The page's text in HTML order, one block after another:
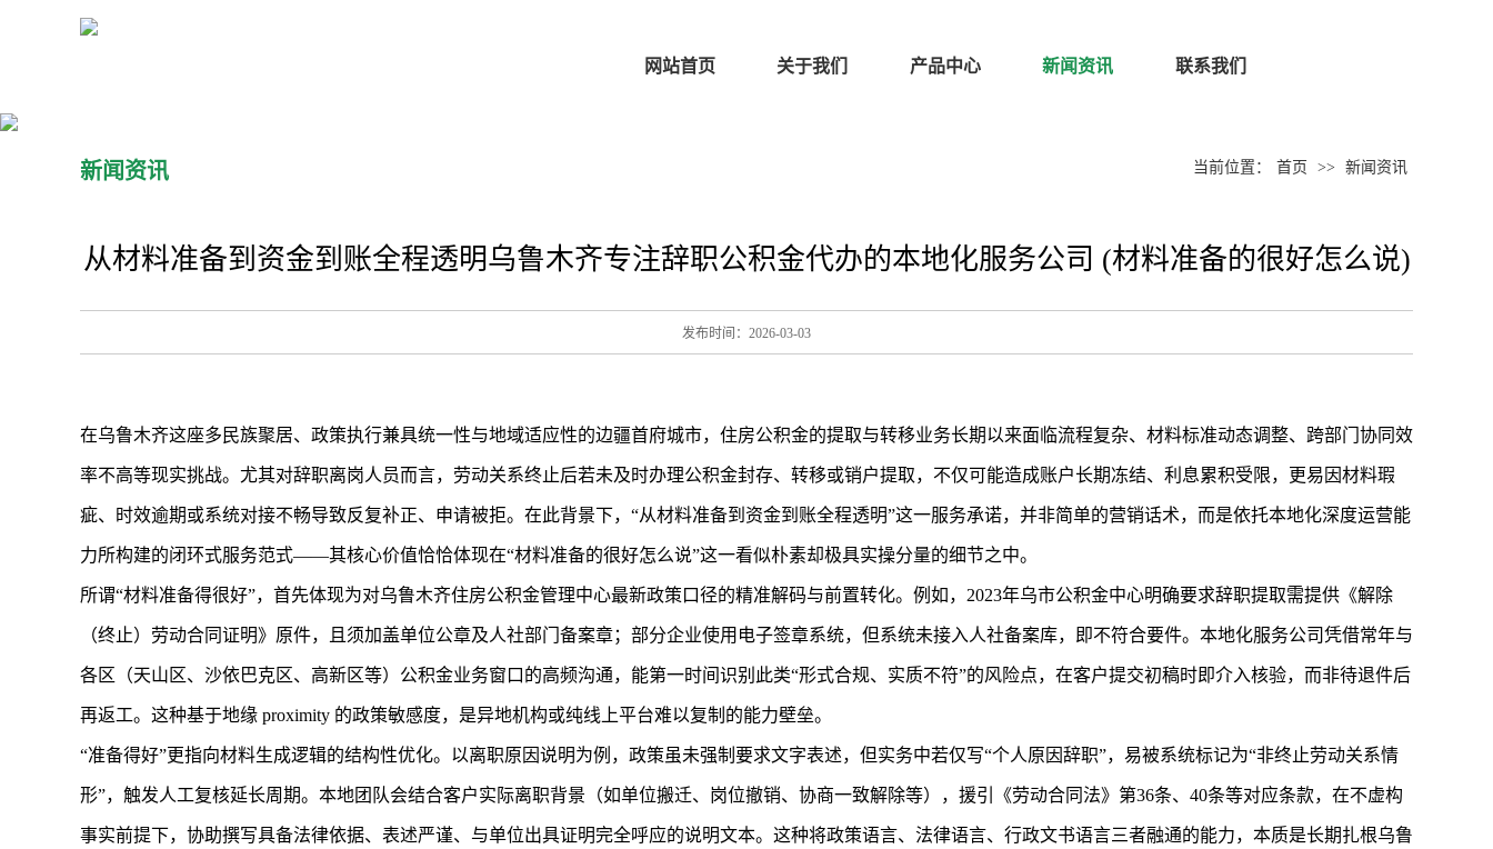
网站首页 关于我们 产品中心 新闻资讯 联系我们
新闻资讯 当前位置： 首页 >> 新闻资讯
从材料准备到资金到账全程透明乌鲁木齐专注辞职公积金代办的本地化服务公司 (材料准备的很好怎么说)
发布时间：2026-03-03
在乌鲁木齐这座多民族聚居、政策执行兼具统一性与地域适应性的边疆首府城市，住房公积金的提取与转移业务长期以来面临流程复杂、材料标准动态调整、跨部门协同效
率不高等现实挑战。尤其对辞职离岗人员而言，劳动关系终止后若未及时办理公积金封存、转移或销户提取，不仅可能造成账户长期冻结、利息累积受限，更易因材料瑕
疵、时效逾期或系统对接不畅导致反复补正、申请被拒。在此背景下，“从材料准备到资金到账全程透明”这一服务承诺，并非简单的营销话术，而是依托本地化深度运营能
力所构建的闭环式服务范式——其核心价值恰恰体现在“材料准备的很好怎么说”这一看似朴素却极具实操分量的细节之中。
所谓“材料准备得很好”，首先体现为对乌鲁木齐住房公积金管理中心最新政策口径的精准解码与前置转化。例如，2023年乌市公积金中心明确要求辞职提取需提供《解除
（终止）劳动合同证明》原件，且须加盖单位公章及人社部门备案章；部分企业使用电子签章系统，但系统未接入人社备案库，即不符合要件。本地化服务公司凭借常年与
各区（天山区、沙依巴克区、高新区等）公积金业务窗口的高频沟通，能第一时间识别此类“形式合规、实质不符”的风险点，在客户提交初稿时即介入核验，而非待退件后
再返工。这种基于地缘 proximity 的政策敏感度，是异地机构或纯线上平台难以复制的能力壁垒。
“准备得好”更指向材料生成逻辑的结构性优化。以离职原因说明为例，政策虽未强制要求文字表述，但实务中若仅写“个人原因辞职”，易被系统标记为“非终止劳动关系情
形”，触发人工复核延长周期。本地团队会结合客户实际离职背景（如单位搬迁、岗位撤销、协商一致解除等），援引《劳动合同法》第36条、40条等对应条款，在不虚构
事实前提下，协助撰写具备法律依据、表述严谨、与单位出具证明完全呼应的说明文本。这种将政策语言、法律语言、行政文书语言三者融通的能力，本质是长期扎根乌鲁